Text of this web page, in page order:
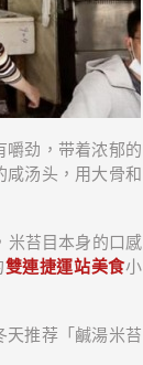
嚼劲，带着浓郁的
咸汤头，用大骨和
米苔目本身的口感
雙連捷運站美食小
天推荐「鹹湯米苔